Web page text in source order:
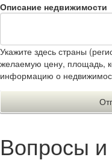
Описание недвижимости
Укажите здесь страны
желаемую цену, площадь,
информацию о
Вопросы и